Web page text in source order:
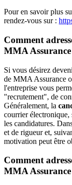
Pour en savoir plus
rendez-vous sur :
Comment
MMA Assurance
Si vous désirez
de MMA Assurance
l'entreprise vous
"recrutement", de
Généralement, la
courrier
les candidatures.
et de rigueur et,
motivation peut être
Comment
MMA Assurance